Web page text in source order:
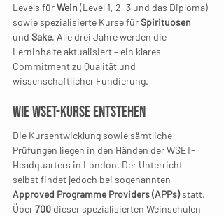
Levels für Wein (Level 1, 2, 3 und das Diploma)
sowie spezialisierte Kurse für Spirituosen
und Sake. Alle drei Jahre werden die
Lerninhalte aktualisiert – ein klares
Commitment zu Qualität und
wissenschaftlicher Fundierung.
Wie WSET-Kurse entstehen
Die Kursentwicklung sowie sämtliche
Prüfungen liegen in den Händen der WSET-
Headquarters in London. Der Unterricht
selbst findet jedoch bei sogenannten
Approved Programme Providers (APPs) statt.
Über 700 dieser spezialisierten Weinschulen